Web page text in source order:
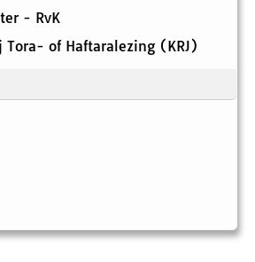
- RvK
of Haftaralezing (KRJ)